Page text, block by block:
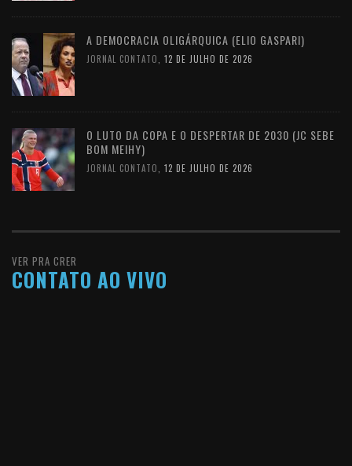
A DEMOCRACIA OLIGÁRQUICA (ELIO GASPARI)
JORNAL CONTATO 12 DE JULHO DE 2026
O LUTO DA COPA E O DESPERTAR DE 2030 (JC SEBE
BOM MEIHY)
JORNAL CONTATO 12 DE JULHO DE 2026
VER PRA CRER
CONTATO AO VIVO